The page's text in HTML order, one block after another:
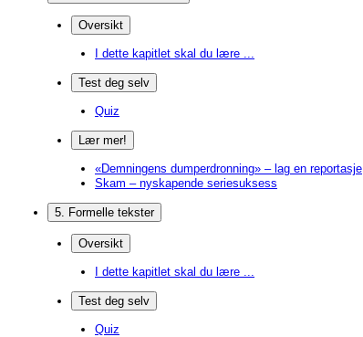
Oversikt
I dette kapitlet skal du lære ...
Test deg selv
Quiz
Lær mer!
«Demningens dumperdronning» – lag en reportasje
Skam – nyskapende seriesuksess
5. Formelle tekster
Oversikt
I dette kapitlet skal du lære ...
Test deg selv
Quiz